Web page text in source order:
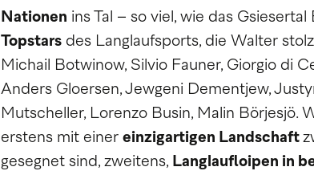
Nationen ins Tal – so viel, wie das
Topstarsdes Langlaufsports, die Walter
Michail Botwinow, Silvio Fauner, Giorgio di
Anders Gloersen, Jewgeni Dementjew,
Mutscheller, Lorenzo Busin, Malin Börjesjö.
erstens mit einer einzigartigen Landschaft
gesegnet sind, zweitens, Langlaufloipen in